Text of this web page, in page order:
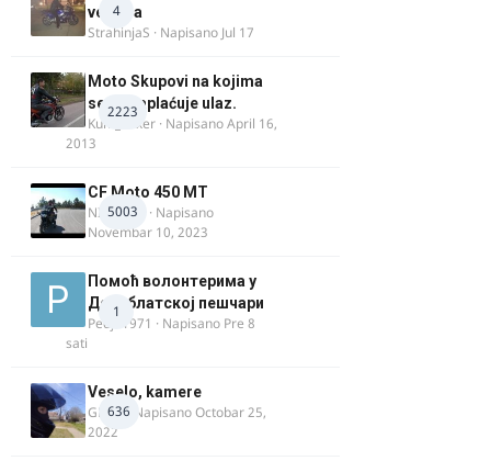
4
veličina
StrahinjaS · Napisano Jul 17
2223
Moto Skupovi na kojima
se ne naplaćuje ulaz.
Kum_Mixer · NapisanoApril 16,
2013
5003
CF Moto 450 MT
NIKOLA 1
· Napisano
Novembar 10, 2023
1
Помоћ волонтерима у
Делиблатској пешчари
Pedja1971 · Napisano Pre 8
sati
636
Veselo, kamere
GR 46· NapisanoOctobar 25,
2022